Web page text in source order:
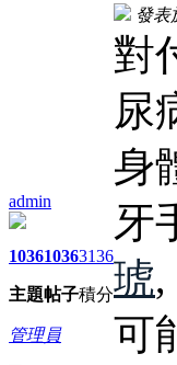
admin
1036
主題
1036
帖子
3136
積分
管理員
發表
對
尿
身
牙
琥
可